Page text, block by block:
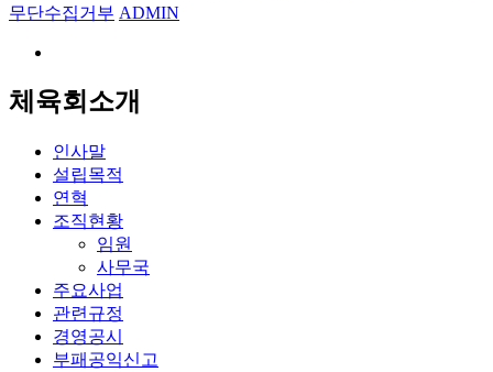
무단수집거부 ADMIN
체육회소개
인사말
설립목적
연혁
조직현황
임원
사무국
주요사업
관련규정
경영공시
부패공익신고